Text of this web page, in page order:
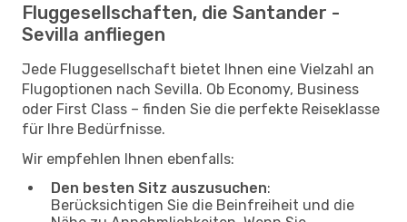
Fluggesellschaften, die Santander -
Sevilla anfliegen
Jede Fluggesellschaft bietet Ihnen eine Vielzahl an
Flugoptionen nach Sevilla. Ob Economy, Business
oder First Class – finden Sie die perfekte Reiseklasse
für Ihre Bedürfnisse.
Wir empfehlen Ihnen ebenfalls:
Den besten Sitz auszusuchen:
Berücksichtigen Sie die Beinfreiheit und die